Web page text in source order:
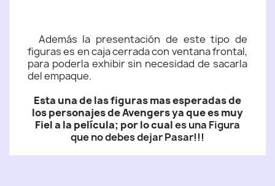
Además la presentación de este tipo de
figuras es en caja cerrada con ventana frontal,
para poderla exhibir sin necesidad de sacarla
del empaque.
Esta una de las figuras mas esperadas de
los personajes de Avengers ya que es muy
Fiel a la película; por lo cuales una Figura
que no debes dejar Pasar!!!